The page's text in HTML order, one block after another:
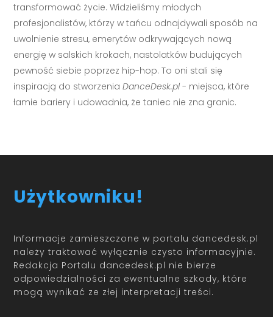
transformować życie. Widzieliśmy młodych
profesjonalistów, którzy w tańcu odnajdywali sposób na
uwolnienie stresu, emerytów odkrywających nową
energię w salskich krokach, nastolatków budujących
pewność siebie poprzez hip-hop. To oni stali się
inspiracją do stworzeniaDanceDesk.pl - miejsca, które
łamie bariery i udowadnia, że taniec nie zna granic.
Użytkowniku!
Informacje zamieszczone w portalu dancedesk.pl
należy traktować wyłącznie czysto informacyjnie.
Redakcja Portalu dancedesk.pl nie bierze
odpowiedzialności za ewentualne szkody, które
mogą wynikać ze złej interpretacji treści.